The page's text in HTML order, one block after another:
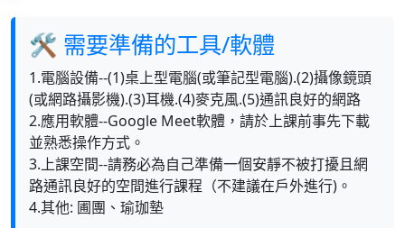
🛠 需要準備的工具/軟體
1.電腦設備--(1)桌上型電腦(或筆記型電腦).(2)攝像鏡頭
(或網路攝影機).(3)耳機.(4)麥克風.(5)通訊良好的網路
2.應用軟體--Google Meet軟體，請於上課前事先下載
並熟悉操作方式。
3.上課空間--請務必為自己準備一個安靜不被打擾且網
路通訊良好的空間進行課程（不建議在戶外進行)。
4.其他: 圃團、瑜珈墊